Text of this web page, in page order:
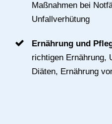
Maßnahmen bei
Unfallverhütung
Ernährung und
richtigen Ernährung,
Diäten, Ernährung